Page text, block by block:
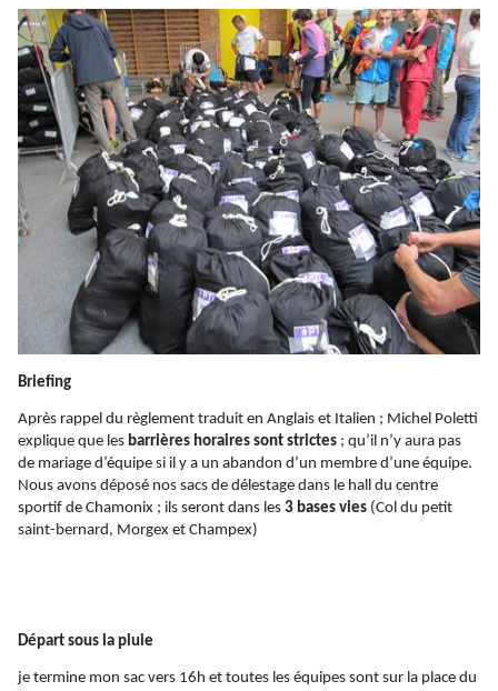
Briefing
Après rappel du règlement traduit en Anglais et Italien ; Michel Poletti
explique que les barrières horaires sont strictes ; qu’il n’y aura pas
de mariage d’équipe si il y a un abandon d’un membre d’une équipe.
Nous avons déposé nos sacs de délestage dans le hall du centre
sportif de Chamonix ; ils seront dans les 3 bases vies (Col du petit
saint-bernard, Morgex et Champex)
Départ sous la pluie
je termine mon sac vers 16h et toutes les équipes sont sur la place du